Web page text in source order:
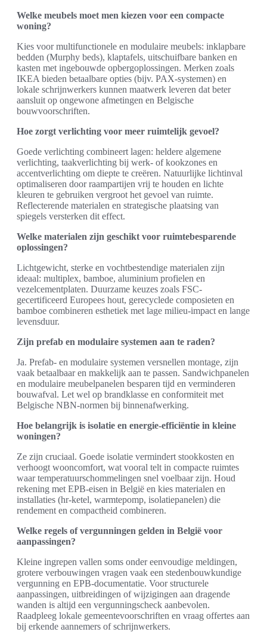
Welke meubels moet men kiezen voor een compacte
woning?
Kies voor multifunctionele en modulaire meubels: inklapbare
bedden (Murphy beds), klaptafels, uitschuifbare banken en
kasten met ingebouwde opbergoplossingen. Merken zoals
IKEA bieden betaalbare opties (bijv. PAX-systemen) en
lokale schrijnwerkers kunnen maatwerk leveren dat beter
aansluit op ongewone afmetingen en Belgische
bouwvoorschriften.
Hoe zorgt verlichting voor meer ruimtelijk gevoel?
Goede verlichting combineert lagen: heldere algemene
verlichting, taakverlichting bij werk- of kookzones en
accentverlichting om diepte te creëren. Natuurlijke lichtinval
optimaliseren door raampartijen vrij te houden en lichte
kleuren te gebruiken vergroot het gevoel van ruimte.
Reflecterende materialen en strategische plaatsing van
spiegels versterken dit effect.
Welke materialen zijn geschikt voor ruimtebesparende
oplossingen?
Lichtgewicht, sterke en vochtbestendige materialen zijn
ideaal: multiplex, bamboe, aluminium profielen en
vezelcementplaten. Duurzame keuzes zoals FSC-
gecertificeerd Europees hout, gerecyclede composieten en
bamboe combineren esthetiek met lage milieu-impact en lange
levensduur.
Zijn prefab en modulaire systemen aan te raden?
Ja. Prefab- en modulaire systemen versnellen montage, zijn
vaak betaalbaar en makkelijk aan te passen. Sandwichpanelen
en modulaire meubelpanelen besparen tijd en verminderen
bouwafval. Let wel op brandklasse en conformiteit met
Belgische NBN-normen bij binnenafwerking.
Hoe belangrijk is isolatie en energie-efficiëntie in kleine
woningen?
Ze zijn cruciaal. Goede isolatie vermindert stookkosten en
verhoogt wooncomfort, wat vooral telt in compacte ruimtes
waar temperatuurschommelingen snel voelbaar zijn. Houd
rekening met EPB-eisen in België en kies materialen en
installaties (hr-ketel, warmtepomp, isolatiepanelen) die
rendement en compactheid combineren.
Welke regels of vergunningen gelden in België voor
aanpassingen?
Kleine ingrepen vallen soms onder eenvoudige meldingen,
grotere verbouwingen vragen vaak een stedenbouwkundige
vergunning en EPB-documentatie. Voor structurele
aanpassingen, uitbreidingen of wijzigingen aan dragende
wanden is altijd een vergunningscheck aanbevolen.
Raadpleeg lokale gemeentevoorschriften en vraag offertes aan
bij erkende aannemers of schrijnwerkers.